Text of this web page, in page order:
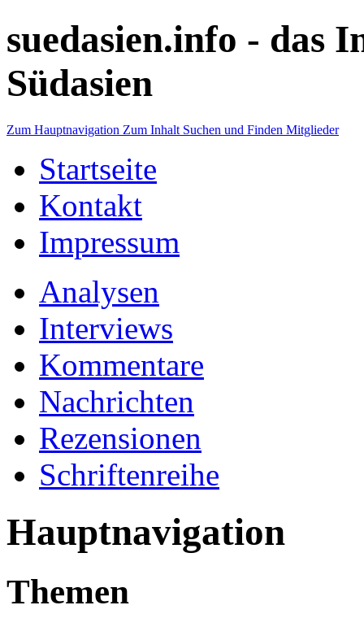
suedasien.info - das
Südasien
Zum Hauptnavigation Zum Inhalt Suchen und Finden Mitglieder
Startseite
Kontakt
Impressum
Analysen
Interviews
Kommentare
Nachrichten
Rezensionen
Schriftenreihe
Hauptnavigation
Themen